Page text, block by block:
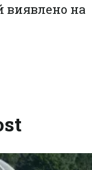
виявлено на